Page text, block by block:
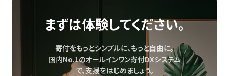
まずは体験してください。
寄付をもっとシンプルに、もっと自由に。
国内No.1のオールインワン寄付DXシステム
で、支援をはじめましょう。